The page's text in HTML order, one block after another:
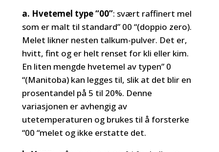
a. Hvetemel type “00”: svært raffinert mel
som er malt til standard” 00 “(doppio zero).
Melet likner nesten talkum-pulver. Det er,
hvitt, fint og er helt renset for kli eller kim.
En liten mengde hvetemel av typen” 0
“(Manitoba) kan legges til, slik at det blir en
prosentandel på 5 til 20%. Denne
variasjonen er avhengig av
utetemperaturen og brukes til å forsterke
“00 “melet og ikke erstatte det.